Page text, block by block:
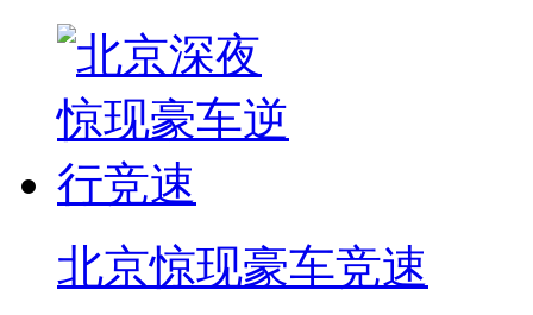
北京惊现豪车竞速